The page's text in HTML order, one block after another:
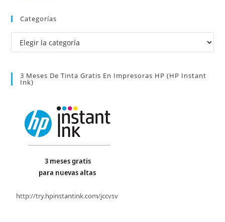
Categorías
Categorías
3 Meses De Tinta Gratis En Impresoras HP (HP Instant
Ink)